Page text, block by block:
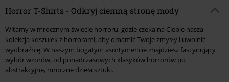
Horror T-Shirts - Odkryj ciemną stronę mody
Witamy w mrocznym świecie horroru, gdzie czeka na Ciebie nasza
kolekcja koszulek z horrorami, aby omamić Twoje zmysły i uwolnić
wyobraźnię. W naszym bogatym asortymencie znajdziesz fascynujący
wybór wzorów, od ponadczasowych klasyków horrorów po
abstrakcyjne, mroczne dzieła sztuki.